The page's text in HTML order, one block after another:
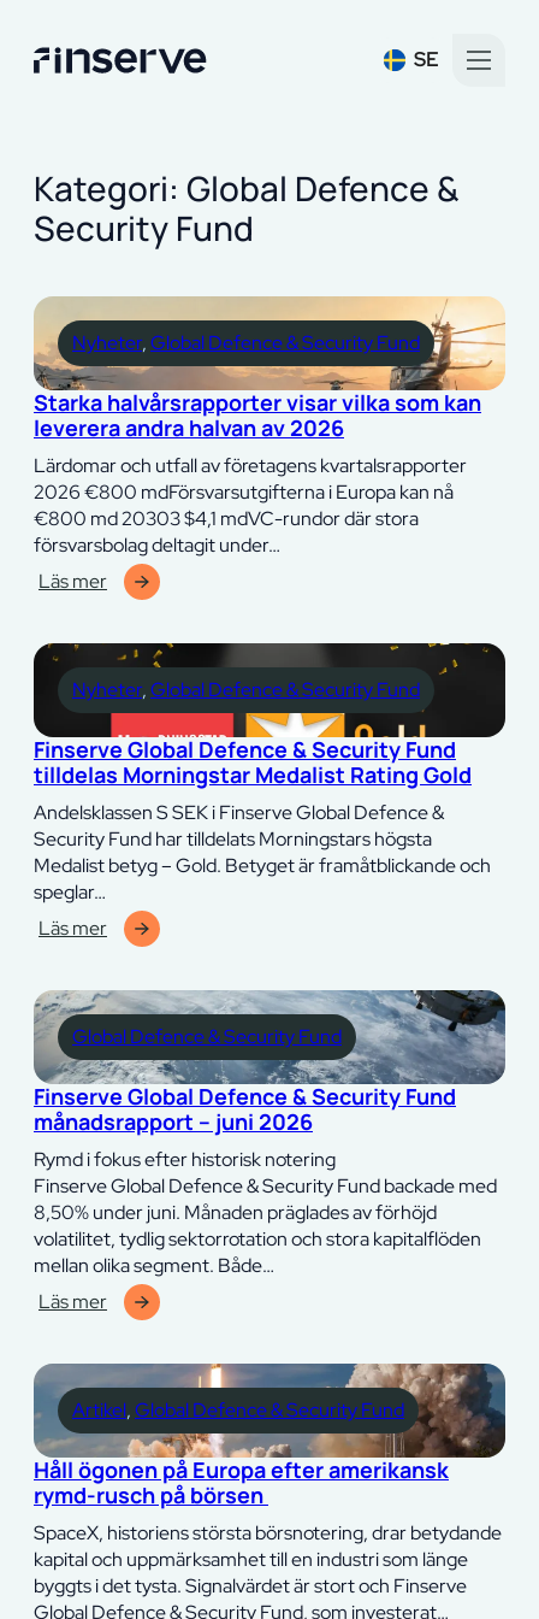
SE
Kategori: Global Defence &
Security Fund
Nyheter, Global Defence & Security Fund
Starka halvårsrapporter visar vilka som kan
leverera andra halvan av 2026
Lärdomar och utfall av företagens kvartalsrapporter
2026 €800 mdFörsvarsutgifterna i Europa kan nå
€800 md 20303 $4,1 mdVC-rundor där stora
försvarsbolag deltagit under…
Läs mer
halvårsrapporter
visar
vilka
som
kan
leverera
andra
halvan
av
2026
Nyheter, Global Defence & Security Fund
Finserve Global Defence & Security Fund
tilldelas Morningstar Medalist Rating Gold
Andelsklassen S SEK i Finserve Global Defence &
Security Fund har tilldelats Morningstars högsta
Medalist betyg – Gold. Betyget är framåtblickande och
speglar…
Läs mer
Global
Defence
&
Security
Fund
tilldelas
Morningstar
Medalist
Rating
Gold
Global Defence & Security Fund
Finserve Global Defence & Security Fund
månadsrapport – juni 2026
Rymd i fokus efter historisk notering
Finserve Global Defence & Security Fund backade med
8,50% under juni. Månaden präglades av förhöjd
volatilitet, tydlig sektorrotation och stora kapitalflöden
mellan olika segment. Både…
Läs mer
Global
Defence
&
Security
Fund
månadsrapport
–
juni
2026
Artikel, Global Defence & Security Fund
Håll ögonen på Europa efter amerikansk
rymd-rusch på börsen
SpaceX, historiens största börsnotering, drar betydande
kapital och uppmärksamhet till en industri som länge
byggts i det tysta. Signalvärdet är stort och Finserve
Global Defence & Security Fund, som investerat…